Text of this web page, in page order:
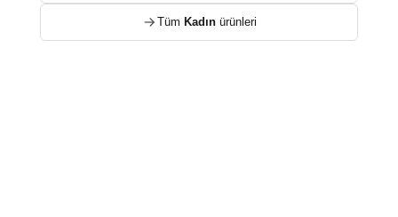
Tüm Kadınürünleri